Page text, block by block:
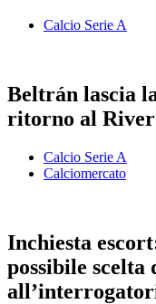
Calcio Serie A
Beltrán lascia
ritorno al
Calcio Serie A
Calciomercato
Inchiesta
possibile scelta